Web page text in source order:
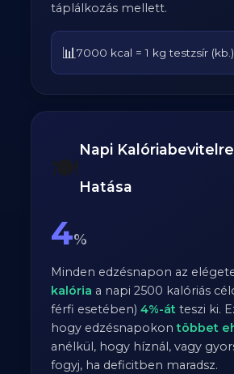
táplálkozás mellett.
📊7000 kcal = 1 kg testzsír (kb.)
🍽️
Napi
Hatása
4%
Minden edzésnapon az
kalória a napi2500 kalóriás
férfi esetében)4%-át teszi ki.
hogy edzésnapokontöbbet
anélkül, hogy híznál, vagy
fogyj, ha deficitben maradsz.